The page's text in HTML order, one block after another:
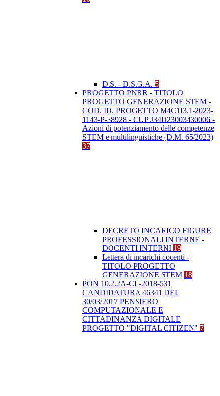
D.S. - D.S.G.A. 5
PROGETTO PNRR - TITOLO
PROGETTO GENERAZIONE STEM -
COD. ID. PROGETTO M4C1I3.1-2023-
1143-P-38928 - CUP J34D23003430006 -
Azioni di potenziamento delle competenze
STEM e multilinguistiche (D.M. 65/2023)
37
DECRETO INCARICO FIGURE
PROFESSIONALI INTERNE -
DOCENTI INTERNI 19
Lettera di incarichi docenti -
TITOLO PROGETTO
GENERAZIONE STEM 18
PON 10.2.2A-CL-2018-531
CANDIDATURA 46341 DEL
30/03/2017 PENSIERO
COMPUTAZIONALE E
CITTADINANZA DIGITALE
PROGETTO "DIGITAL CITIZEN" 7